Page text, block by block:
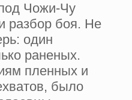
Чожи-Чу
разбор боя. Не
один
раненых.
пленных и
было